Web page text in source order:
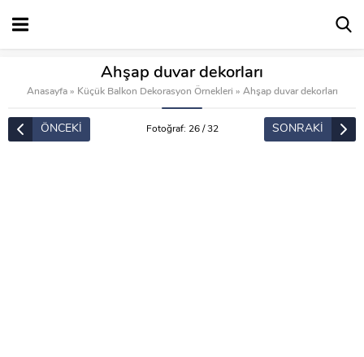
Ahşap duvar dekorları
Anasayfa » Küçük Balkon Dekorasyon Örnekleri » Ahşap duvar dekorları
ÖNCEKİ Fotoğraf: 26 / 32 SONRAKİ